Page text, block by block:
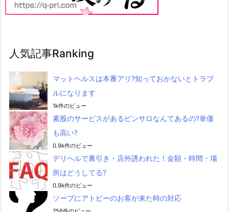
人気記事Ranking
マットヘルスは本番アリ?知っておかないとトラブ
ルになります
1k件のビュー
素股のサービスがあるピンサロなんてあるの?単価
も高い?
0.9k件のビュー
デリヘルで裏引き・店外誘われた！金額・時間・場
所はどうしてる?
0.9k件のビュー
ソープにアトピーのお客が来た時の対応